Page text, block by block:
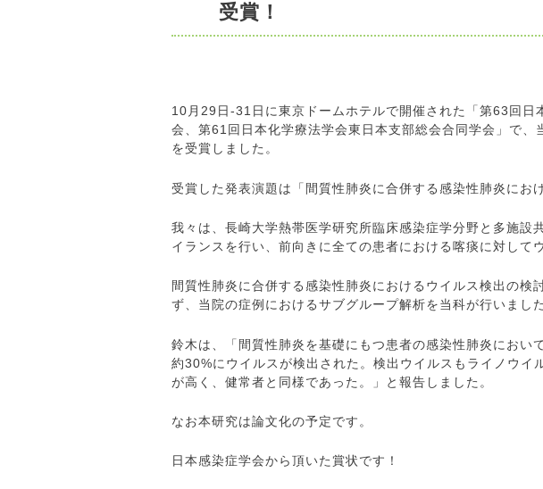
受賞！
10月29日-31日に東京ドームホテルで開催された「第63回日
会、第61回日本化学療法学会東日本支部総会合同学会」で、
を受賞しました。
受賞した発表演題は「間質性肺炎に合併する感染性肺炎にお
我々は、長崎大学熱帯医学研究所臨床感染症学分野と多施設
イランスを行い、前向きに全ての患者における喀痰に対して
間質性肺炎に合併する感染性肺炎におけるウイルス検出の検
ず、当院の症例におけるサブグループ解析を当科が行いました
鈴木は、「間質性肺炎を基礎にもつ患者の感染性肺炎におい
約30%にウイルスが検出された。検出ウイルスもライノウイ
が高く、健常者と同様であった。」と報告しました。
なお本研究は論文化の予定です。
日本感染症学会から頂いた賞状です！